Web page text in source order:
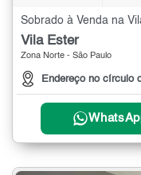
Sobrado à Venda na
Vila Ester
Zona Norte - São Paulo
Endereço no círculo